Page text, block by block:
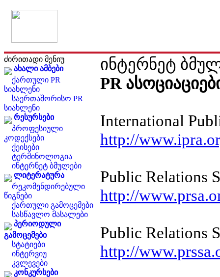
ძირითადი მენიუ
ახალი ამბები
ქართული PR
სიახლენი
საერთაშორისო PR
სიახლენი
რესურსები
პროფესიული
კოდექსები
ქეისები
ტერმინოლოგია
ინტერნეტ ბმულები
ლიტერატურა
რეკომენდირებული
წიგნები
ქართული გამოცემები
სასწავლო მასალები
პერიოდული
გამოცემები
სტატიები
ინტერვიუ
კვლევები
კონკურსები
ინტერნეტ
PR
International
http://
Public Relations
http://
Public Relations
http://